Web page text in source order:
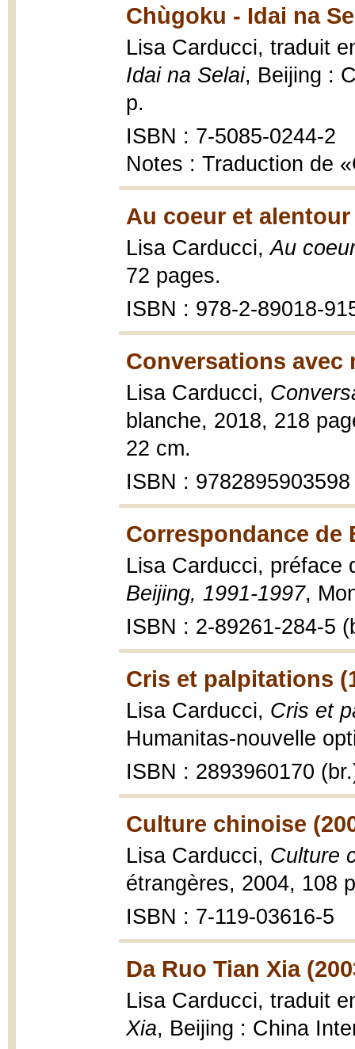
Chùgoku - Idai na
Lisa Carducci, traduit
Idai na Selai, Beijing :
p.
ISBN : 7-5085-0244-2
Notes : Traduction de
Au coeur et alentour
Lisa Carducci,Au
72 pages.
ISBN : 978-2-89018-
Conversations avec
Lisa Carducci,
blanche, 2018, 218
22 cm.
ISBN : 9782895903598
Correspondance de
Lisa Carducci, préface
Beijing, 1991-1997,
ISBN : 2-89261-284-5
Cris et palpitations
Lisa Carducci, Cris et
Humanitas-nouvelle
ISBN : 2893960170
Culture chinoise
Lisa Carducci, Culture
étrangères, 2004, 108
ISBN : 7-119-03616-5
Da Ruo Tian Xia
Lisa Carducci, traduit
Xia, Beijing : China